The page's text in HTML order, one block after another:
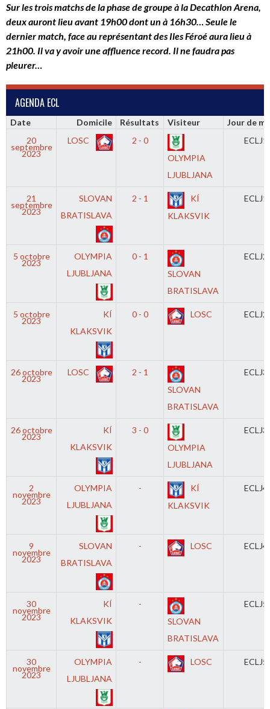
Sur les trois matchs de la phase de groupe à la Decathlon Arena,
deux auront lieu avant 19h00 dont un à 16h30… Seule le
dernier match, face au représentant des Iles Féroé aura lieu à
21h00. Il va y avoir une affluence record. Il ne faudra pas
pleurer…
AGENDA ECL
Date Domicile Résultats Visiteur
Jour de
20
septembre
2023
LOSC
2 - 0
OLYMPIA
LJUBLJANA
ECLJ1
21
septembre
2023
SLOVAN
BRATISLAVA
2 - 1
KÍ
KLAKSVIK
ECLJ1
5 octobre
2023
OLYMPIA
LJUBLJANA
0 - 1
SLOVAN
BRATISLAVA
ECLJ2
5 octobre
2023
KÍ
KLAKSVIK
0 - 0 LOSC ECLJ2
26 octobre
2023
LOSC
2 - 1
SLOVAN
BRATISLAVA
ECLJ3
26 octobre
2023
KÍ
KLAKSVIK
3 - 0
OLYMPIA
LJUBLJANA
ECLJ3
2
novembre
2023
OLYMPIA
LJUBLJANA
-
KÍ
KLAKSVIK
ECLJ4
9
novembre
2023
SLOVAN
BRATISLAVA
- LOSC ECLJ4
30
novembre
2023
KÍ
KLAKSVIK
-
SLOVAN
BRATISLAVA
ECLJ5
30
novembre
2023
OLYMPIA
LJUBLJANA
- LOSC ECLJ5